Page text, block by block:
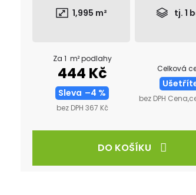
1,995 m² tj. 1
Za 1 m² podlahy
444 Kč
Sleva –4 %
bez DPH 367 Kč
Celková
bez DPH
DO KOŠÍKU